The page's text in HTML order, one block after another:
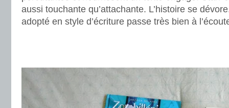
aussi touchante qu’attachante. L’histoire se
adopté en style d’écriture passe très bien à